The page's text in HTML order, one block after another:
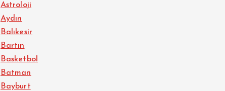
Astroloji
Aydın
Balıkesir
Bartın
Basketbol
Batman
Bayburt